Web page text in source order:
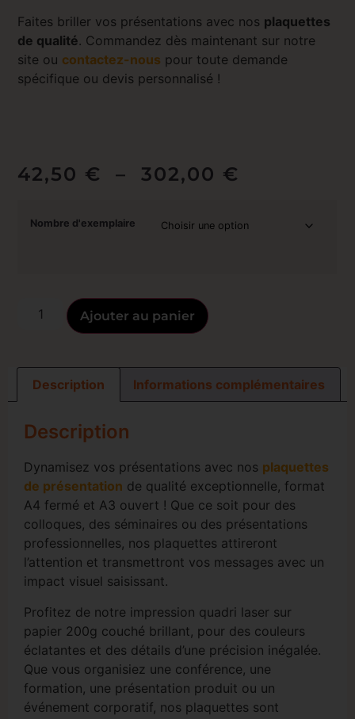
Faites briller vos présentations avec nos plaquettes
de qualité. Commandez dès maintenant sur notre
site ou contactez-nous pour toute demande
spécifique ou devis personnalisé !
42,50 € – 302,00 €
Nombre d'exemplaire
Ajouter au panier
Description Informations complémentaires
Description
Dynamisez vos présentations avec nos plaquettes
de présentation de qualité exceptionnelle, format
A4 fermé et A3 ouvert ! Que ce soit pour des
colloques, des séminaires ou des présentations
professionnelles, nos plaquettes attireront
l’attention et transmettront vos messages avec un
impact visuel saisissant.
Profitez de notre impression quadri laser sur
papier 200g couché brillant, pour des couleurs
éclatantes et des détails d’une précision inégalée.
Que vous organisiez une conférence, une
formation, une présentation produit ou un
événement corporatif, nos plaquettes sont